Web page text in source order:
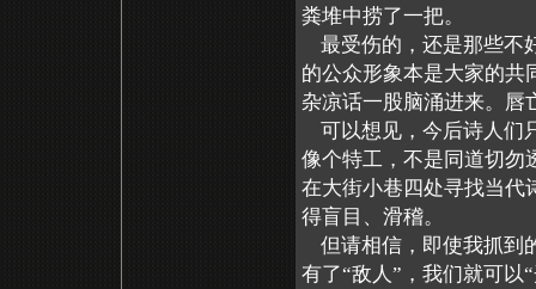
粪堆中捞了一把。
最受伤的，还是那些不
的公众形象本是大家的共
杂凉话一股脑涌进来。唇
可以想见，今后诗人们
像个特工，不是同道切勿
在大街小巷四处寻找当
得盲目、滑稽。
但请相信，即使我抓到
有了“敌人”，我们就可以